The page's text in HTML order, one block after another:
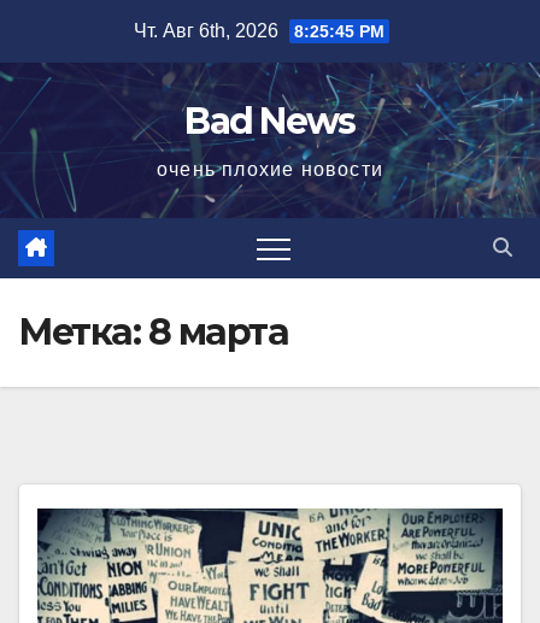
содержимому
Чт. Авг 6th, 2026 8:25:45 PM
Bad News
очень плохие новости
Метка:8 марта